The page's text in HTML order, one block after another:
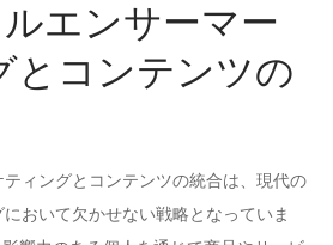
エンサーマー
とコンテンツの
ィングとコンテンツの統合は、現代の
おいて欠かせない戦略となっていま